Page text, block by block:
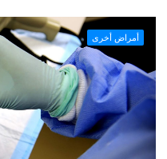
أمراض أخرى